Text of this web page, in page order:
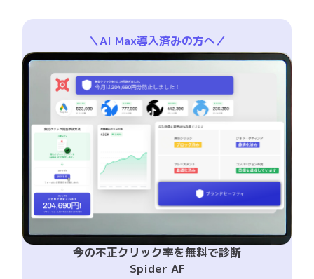
＼AI Max導入済みの方へ／
今の不正クリック率を無料で診断
Spider AF